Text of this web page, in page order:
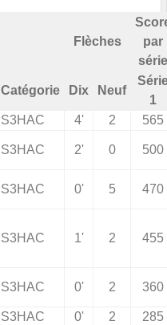
Flèches
par
série
Catégorie Dix Neuf
1
S3HAC 4' 2
565
S3HAC 2' 0 500
S3HAC 0' 5 470
S3HAC 1' 2 455
S3HAC 0' 2 360
S3HAC 0' 2 285